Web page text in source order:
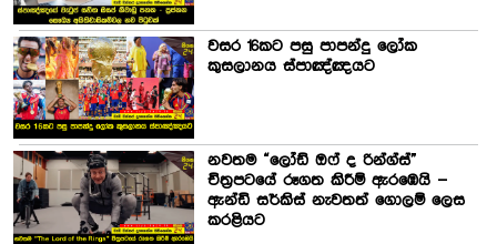
වසර 16කට පසු පාපන්දු ලෝක
කුසලානය ස්පාඤ්ඤයට
නවතම “ලෝඩ් ඔෆ් ද රින්ග්ස්”
චිත්‍රපටයේ රූගත කිරීම් ඇරඹෙයි –
ඇන්ඩි සර්කිස් නැවතත් ගොලම් ලෙස
කරළියට